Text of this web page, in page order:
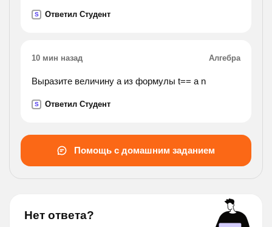
240г жёлтой краски?).
S Ответил Студент
10 мин назад Алгебра
Выразите величину а из формулы t== a n
S Ответил Студент
Помощь с домашним заданием
Нет ответа?